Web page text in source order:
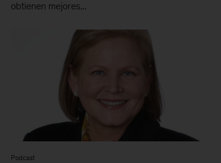
obtienen mejores...
Podcast